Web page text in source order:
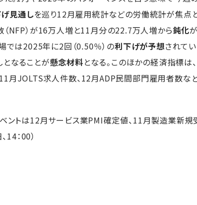
見通しを巡り12月雇用統計などの労働統計が焦点
NFP）が16万人増と11月分の22.7万人増から鈍化
では2025年に2回（0.50％）の利下げが予想されて
なることが懸念材料となる。このほかの経済指標
月JOLTS求人件数、12月ADP民間部門雇用者数など
ントは12月サービス業PMI確定値、11月製造業新規
14：00）